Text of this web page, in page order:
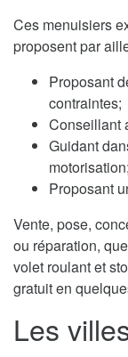
Ces menuisiers
proposent par
Proposant
contraintes;
Conseillant
Guidant
motorisation;
Proposant
Vente, pose,
ou réparation,
volet roulant et
gratuit en
Les